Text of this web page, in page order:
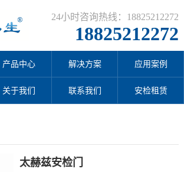
24小时咨询热线：18825212272
18825212272
产品中心 解决方案 应用案例
关于我们 联系我们 安检租赁
太赫兹安检门